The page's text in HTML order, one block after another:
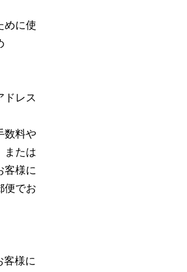
めに使
ドレス
数料や
または
客様に
便でお
客様に